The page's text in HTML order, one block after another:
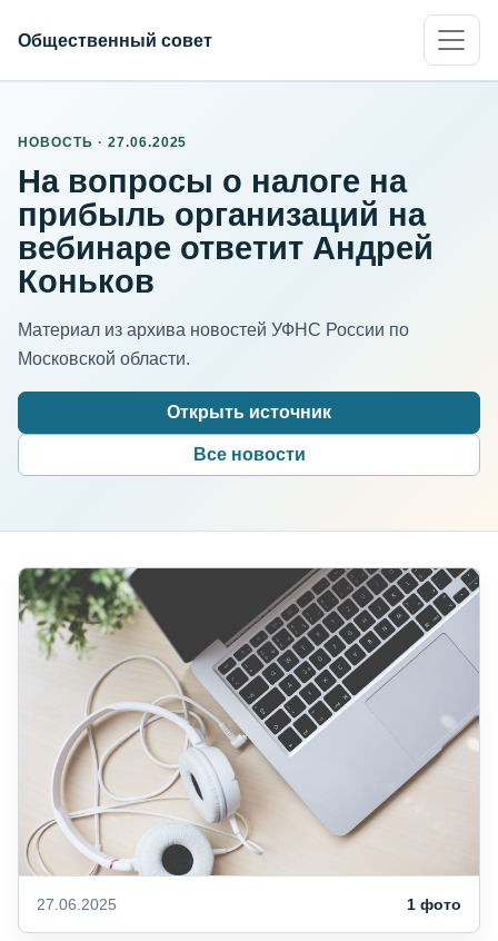
Общественный совет
НОВОСТЬ · 27.06.2025
На вопросы о налоге на
прибыль организаций на
вебинаре ответит Андрей
Коньков
Материал из архива новостей УФНС России по
Московской области.
Открыть источник
Все новости
27.06.2025 1 фото